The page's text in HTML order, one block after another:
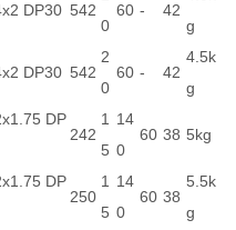
DP30 542
0
60 - 42
g
DP30 542
2
0
60 - 42
4.5k
g
DP
242
1
5
14
0
60 38 5kg
DP
250
1
5
14
0
60 38
5.5k
g